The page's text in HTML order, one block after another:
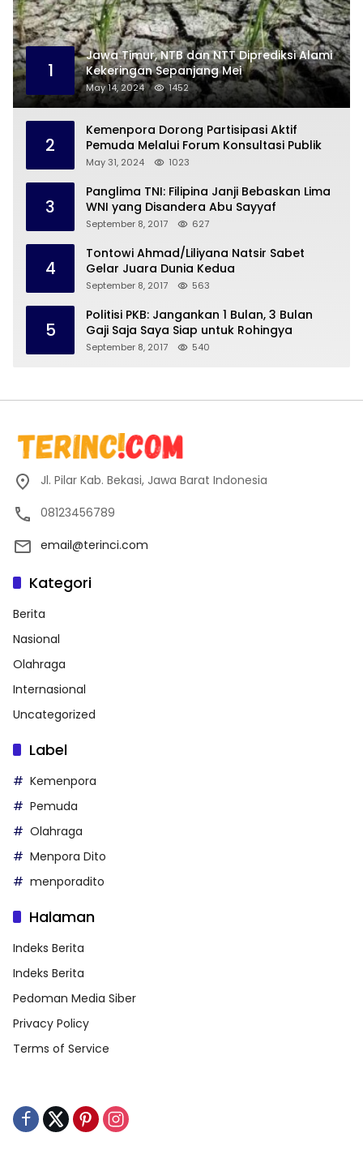
1
Jawa Timur, NTB dan NTT Diprediksi Alami
Kekeringan Sepanjang Mei
May 14, 2024 1452
2
Kemenpora Dorong Partisipasi Aktif
Pemuda Melalui Forum Konsultasi Publik
May 31, 2024 1023
3
Panglima TNI: Filipina Janji Bebaskan Lima
WNI yang Disandera Abu Sayyaf
September 8, 2017 627
4
Tontowi Ahmad/Liliyana Natsir Sabet
Gelar Juara Dunia Kedua
September 8, 2017 563
5
Politisi PKB: Jangankan 1 Bulan, 3 Bulan
Gaji Saja Saya Siap untuk Rohingya
September 8, 2017 540
Jl. Pilar Kab. Bekasi, Jawa Barat Indonesia
08123456789
email@terinci.com
Kategori
Berita
Nasional
Olahraga
Internasional
Uncategorized
Label
Kemenpora
Pemuda
Olahraga
Menpora Dito
menporadito
Halaman
Indeks Berita
Indeks Berita
Pedoman Media Siber
Privacy Policy
Terms of Service